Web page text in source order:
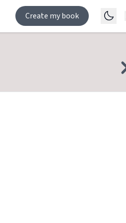
Create my book